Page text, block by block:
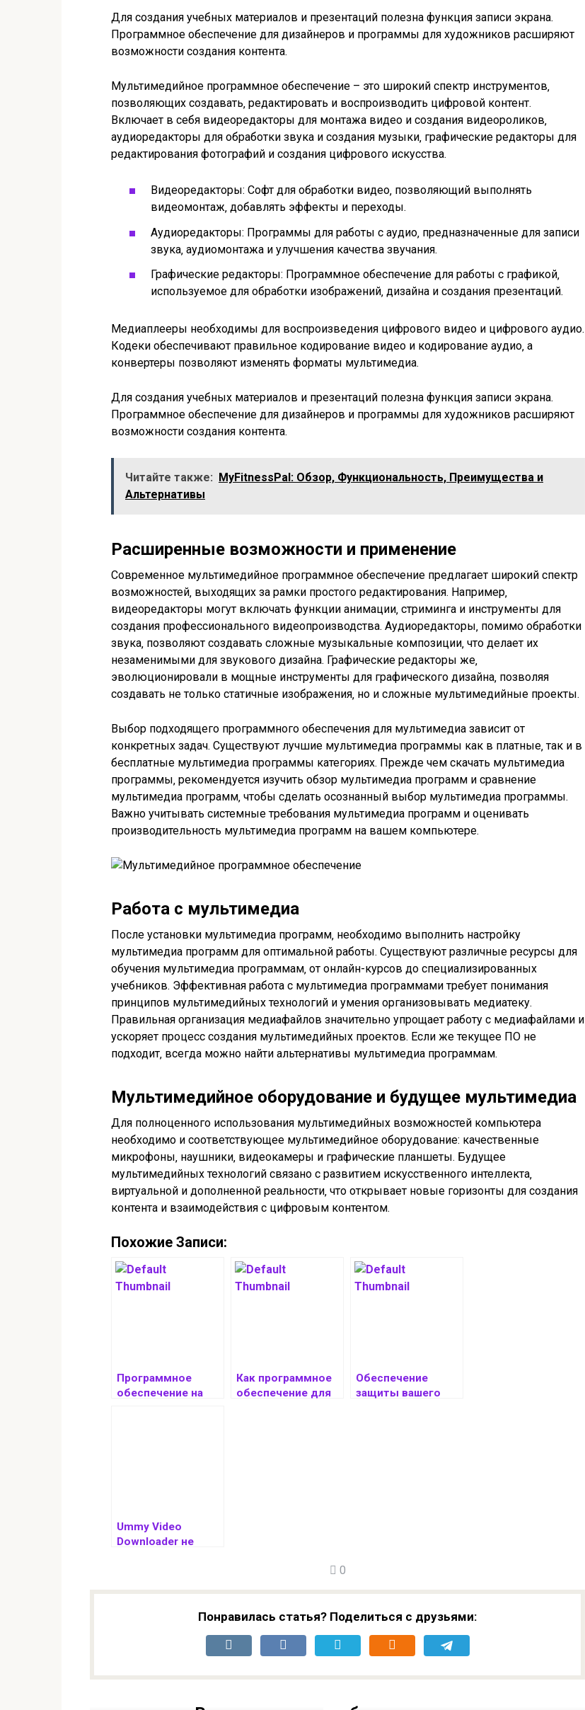
Для создания учебных материалов и презентаций полезна функция записи экрана.
Программное обеспечение для дизайнеров и программы для художников расширяют
возможности создания контента.
Мультимедийное программное обеспечение – это широкий спектр инструментов‚
позволяющих создавать‚ редактировать и воспроизводить цифровой контент.
Включает в себя видеоредакторы для монтажа видео и создания видеороликов‚
аудиоредакторы для обработки звука и создания музыки‚ графические редакторы для
редактирования фотографий и создания цифрового искусства.
Видеоредакторы: Софт для обработки видео‚ позволяющий выполнять
видеомонтаж‚ добавлять эффекты и переходы.
Аудиоредакторы: Программы для работы с аудио‚ предназначенные для записи
звука‚ аудиомонтажа и улучшения качества звучания.
Графические редакторы: Программное обеспечение для работы с графикой‚
используемое для обработки изображений‚ дизайна и создания презентаций.
Медиаплееры необходимы для воспроизведения цифрового видео и цифрового аудио.
Кодеки обеспечивают правильное кодирование видео и кодирование аудио‚ а
конвертеры позволяют изменять форматы мультимедиа.
Для создания учебных материалов и презентаций полезна функция записи экрана.
Программное обеспечение для дизайнеров и программы для художников расширяют
возможности создания контента.
Читайте также: MyFitnessPal: Обзор, Функциональность, Преимущества и
Альтернативы
Расширенные возможности и применение
Современное мультимедийное программное обеспечение предлагает широкий спектр
возможностей‚ выходящих за рамки простого редактирования. Например‚
видеоредакторы могут включать функции анимации‚ стриминга и инструменты для
создания профессионального видеопроизводства. Аудиоредакторы‚ помимо обработки
звука‚ позволяют создавать сложные музыкальные композиции‚ что делает их
незаменимыми для звукового дизайна. Графические редакторы же‚
эволюционировали в мощные инструменты для графического дизайна‚ позволяя
создавать не только статичные изображения‚ но и сложные мультимедийные проекты.
Выбор подходящего программного обеспечения для мультимедиа зависит от
конкретных задач. Существуют лучшие мультимедиа программы как в платные‚ так и в
бесплатные мультимедиа программы категориях. Прежде чем скачать мультимедиа
программы‚ рекомендуется изучить обзор мультимедиа программ и сравнение
мультимедиа программ‚ чтобы сделать осознанный выбор мультимедиа программы.
Важно учитывать системные требования мультимедиа программ и оценивать
производительность мультимедиа программ на вашем компьютере.
Работа с мультимедиа
После установки мультимедиа программ‚ необходимо выполнить настройку
мультимедиа программ для оптимальной работы. Существуют различные ресурсы для
обучения мультимедиа программам‚ от онлайн-курсов до специализированных
учебников. Эффективная работа с мультимедиа программами требует понимания
принципов мультимедийных технологий и умения организовывать медиатеку.
Правильная организация медиафайлов значительно упрощает работу с медиафайлами и
ускоряет процесс создания мультимедийных проектов. Если же текущее ПО не
подходит‚ всегда можно найти альтернативы мультимедиа программам.
Мультимедийное оборудование и будущее мультимедиа
Для полноценного использования мультимедийных возможностей компьютера
необходимо и соответствующее мультимедийное оборудование: качественные
микрофоны‚ наушники‚ видеокамеры и графические планшеты. Будущее
мультимедийных технологий связано с развитием искусственного интеллекта‚
виртуальной и дополненной реальности‚ что открывает новые горизонты для создания
контента и взаимодействия с цифровым контентом.
Похожие Записи:
Программное
обеспечение на
Как программное
обеспечение для
Обеспечение
защиты вашего
Ummy Video
Downloader не
0
Понравилась статья? Поделиться с друзьями: